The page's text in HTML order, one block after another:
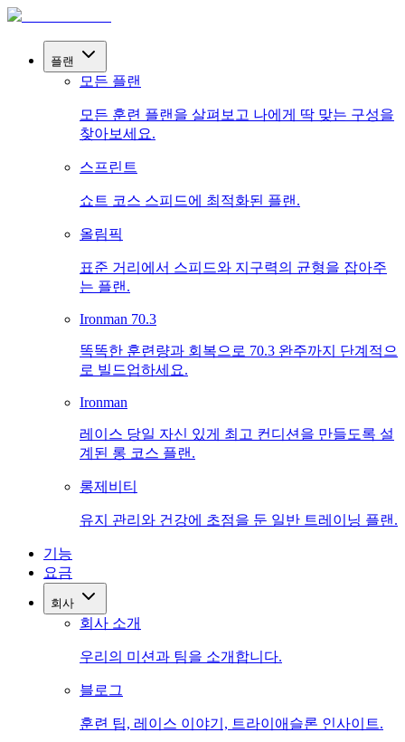
플랜
모든 플랜
모든 훈련 플랜을 살펴보고 나에게 딱 맞는 구성을
찾아보세요.
스프린트
쇼트 코스 스피드에 최적화된 플랜.
올림픽
표준 거리에서 스피드와 지구력의 균형을 잡아주
는 플랜.
Ironman 70.3
똑똑한 훈련량과 회복으로 70.3 완주까지 단계적으
로 빌드업하세요.
Ironman
레이스 당일 자신 있게 최고 컨디션을 만들도록 설
계된 롱 코스 플랜.
롱제비티
유지 관리와 건강에 초점을 둔 일반 트레이닝 플랜.
기능
요금
회사
회사 소개
우리의 미션과 팀을 소개합니다.
블로그
훈련 팁, 레이스 이야기, 트라이애슬론 인사이트.